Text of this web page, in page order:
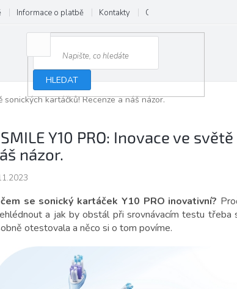
Informace o platbě Kontakty O nás
HLEDAT
sonických kartáčků! Recenze a náš názor.
Y10 PRO: Inovace ve
názor.
se sonický kartáček Y10 PRO inovativní?
a jak by obstál při srovnávacím testu třeba
otestovala a něco si o tom povíme.